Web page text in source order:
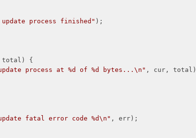
update process finished" );
total)
{
update process at %d of %d bytes...\n" , cur,
update fatal error code %d\n" , err);